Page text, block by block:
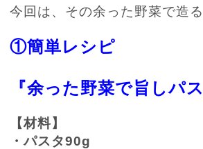
今回は、その余った野菜で造る
①簡単レシピ
『余った野菜で旨しパス
【材料】
・パスタ90g